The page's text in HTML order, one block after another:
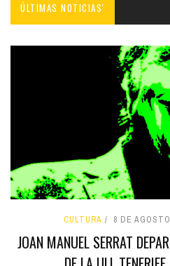
ÚLTIMAS NOTICIAS'
CULTURA 8 DE AGOSTO
JOAN MANUEL SERRAT